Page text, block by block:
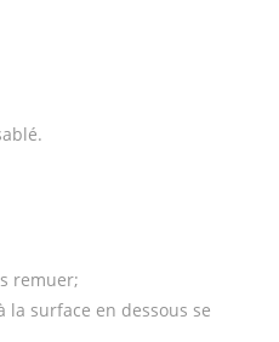
remuer;
la surface en dessous se